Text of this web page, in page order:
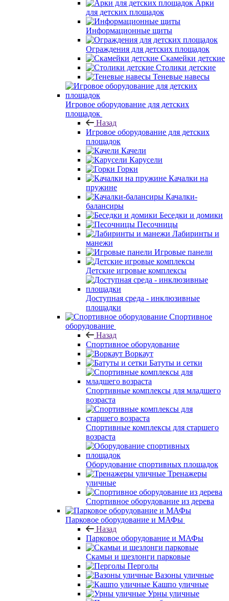
Арки
для детских площадок
Информационные щиты
Ограждения для детских площадок
Скамейки детские
Столики детские
Теневые навесы
Игровое оборудование для детских
площадок
Назад
Игровое оборудование для детских
площадок
Качели
Карусели
Горки
Качалки на
пружине
Качалки-
балансиры
Беседки и домики
Песочницы
Лабиринты и
манежи
Игровые панели
Детские игровые комплексы
Доступная среда - инклюзивные
площадки
Спортивное
оборудование
Назад
Спортивное оборудование
Воркаут
Батуты и сетки
Спортивные комплексы для младшего
возраста
Спортивные комплексы для старшего
возраста
Оборудование спортивных площадок
Тренажеры
уличные
Спортивное оборудование из дерева
Парковое оборудование и МАФы
Назад
Парковое оборудование и МАФы
Скамьи и шезлонги парковые
Перголы
Вазоны уличные
Кашпо уличные
Урны уличные